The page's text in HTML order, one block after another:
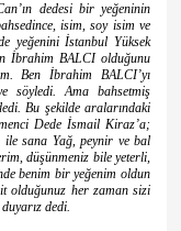
dedesi bir yeğeninin
isim, soy isim ve
yeğenini İstanbul Yüksek
İbrahim BALCI olduğunu
Ben İbrahim BALCI’yı
söyledi. Ama bahsetmiş
Bu şekilde aralarındaki
Dede İsmail Kiraz’a;
ile sana Yağ, peynir ve bal
düşünmeniz bile yeterli,
benim bir yeğenim oldun
olduğunuz her zaman sizi
dedi.